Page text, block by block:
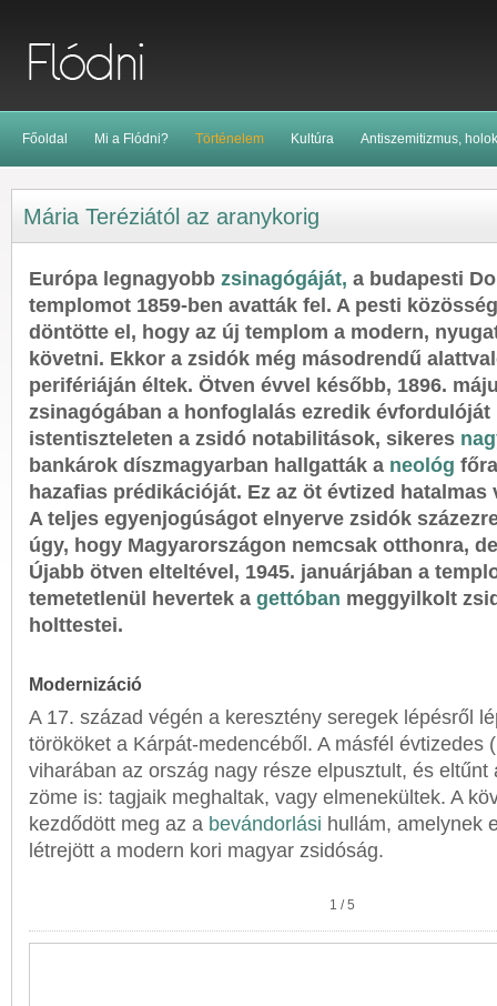
Főoldal Mi a Flódni? Történelem Kultúra Antiszemitizmus,
Mária Teréziától az aranykorig
Európa legnagyobb zsinagógáját, a budapesti
templomot 1859-ben avatták fel. A pesti
döntötte el, hogy az új templom a modern,
követni. Ekkor a zsidók még másodrendű
perifériáján éltek. Ötven évvel később, 1896.
zsinagógában a honfoglalás ezredik évfordulóját
istentiszteleten a zsidó notabilitások, sikeres
bankárok díszmagyarban hallgatták a neológ
hazafias prédikációját. Ez az öt évtized
A teljes egyenjogúságot elnyerve zsidók
úgy, hogy Magyarországon nemcsak otthonra,
Újabb ötven elteltével, 1945. januárjában a
temetetlenül hevertek a gettóban meggyilkolt
holttestei.
Modernizáció
A 17. század végén a keresztény seregek lépésről
törököket a Kárpát-medencéből. A másfél évtizedes
viharában az ország nagy része elpusztult, és eltűnt
zöme is: tagjaik meghaltak, vagy elmenekültek. A
kezdődött meg az a bevándorlási hullám, amelynek
létrejött a modern kori magyar zsidóság.
1 /5